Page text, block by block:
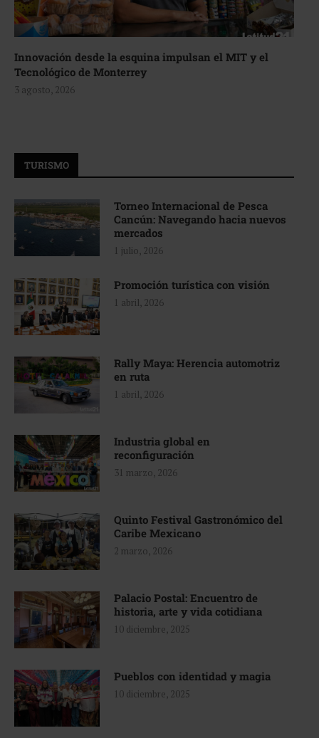
Innovación desde la esquina impulsan el MIT y el
Tecnológico de Monterrey
3 agosto, 2026
TURISMO
Torneo Internacional de Pesca
Cancún: Navegando hacia nuevos
mercados
1 julio, 2026
Promoción turística con visión
1 abril, 2026
Rally Maya: Herencia automotriz
en ruta
1 abril, 2026
Industria global en
reconfiguración
31 marzo, 2026
Quinto Festival Gastronómico del
Caribe Mexicano
2 marzo, 2026
Palacio Postal: Encuentro de
historia, arte y vida cotidiana
10 diciembre, 2025
Pueblos con identidad y magia
10 diciembre, 2025